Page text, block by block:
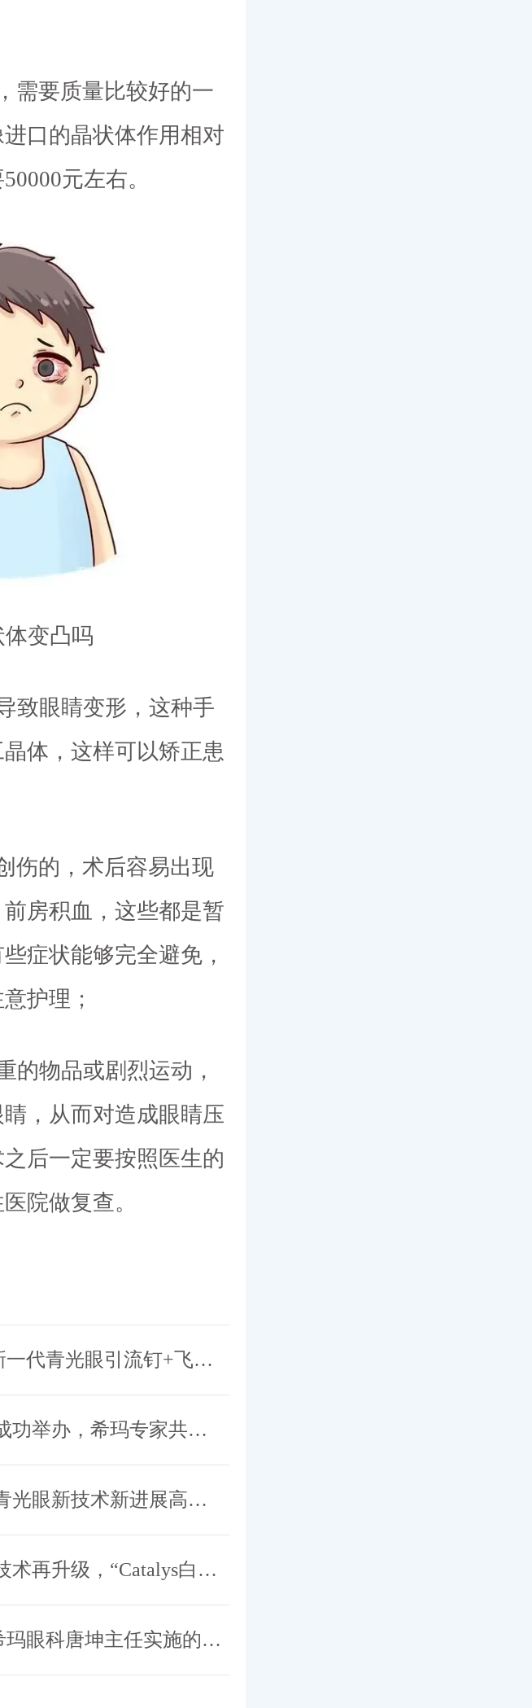
需要质量比较好的一
口的晶状体作用相对
元左右。
变凸吗
致眼睛变形，这种手
体，这样可以矫正患
伤的，术后容易出现
房积血，这些都是暂
症状能够完全避免，
护理；
的物品或剧烈运动，
，从而对造成眼睛压
后一定要按照医生的
院做复查。
喜讯 | 北京希玛眼科应用新一代青光眼引流钉+飞秒激光白内障辅助技术成功完成中晚期青白联合微创手术
2025京沪眼科学术交流会成功举办，希玛专家共探眼病治疗新策略
引领眼科医疗创新前沿，青光眼新技术新进展高峰论坛成功举办
北京希玛眼科白内障手术技术再升级，“Catalys白力士”飞秒激光白内障手术设备正式启用
​亲情与专业的交汇 | 北京希玛眼科唐坤主任实施的一次特别白内障手术